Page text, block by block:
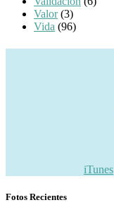
Valor(3)
Vida (96)
iTunes
Fotos Recientes